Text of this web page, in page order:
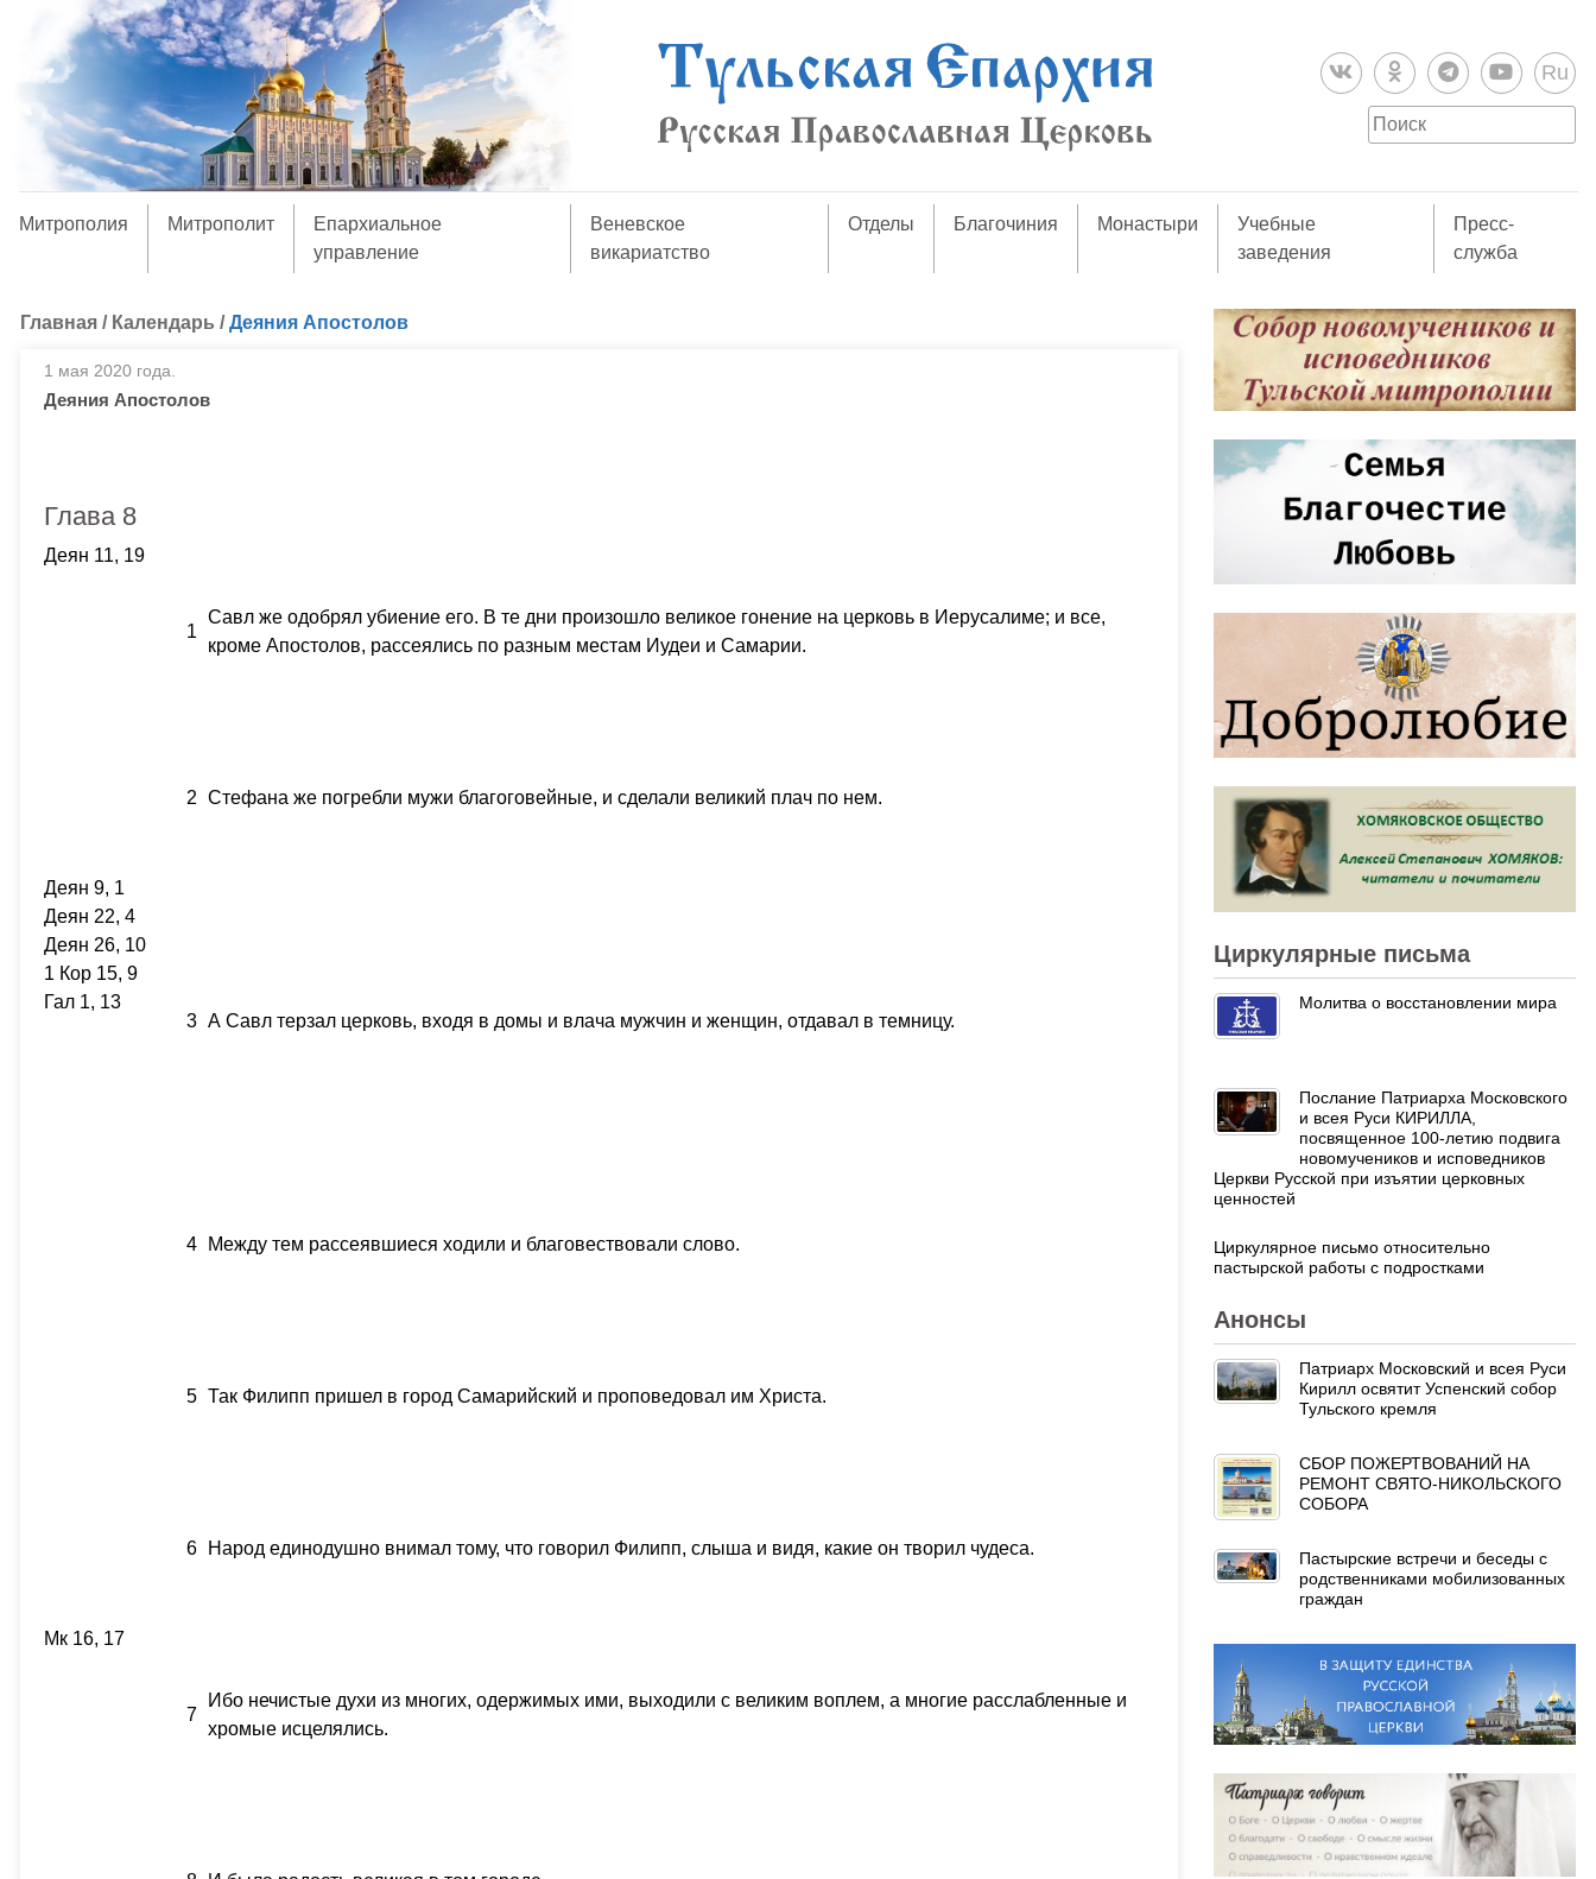
Ru
Митрополия Митрополит
Епархиальное
управление
Веневское
викариатство
Отделы Благочиния Монастыри
Учебные
заведения
Пресс-
служба
Главная / Календарь /Деяния Апостолов
1 мая 2020 года.
Деяния Апостолов
Глава 8
Деян 11, 19
1
Савл же одобрял убиение его. В те дни произошло великое гонение на церковь в Иерусалиме; и все,
кроме Апостолов, рассеялись по разным местам Иудеи и Самарии.
2 Стефана же погребли мужи благоговейные, и сделали великий плач по нем.
Деян 9, 1
Деян 22, 4
Деян 26, 10
1 Кор 15, 9
Гал 1, 13
3 А Савл терзал церковь, входя в домы и влача мужчин и женщин, отдавал в темницу.
4 Между тем рассеявшиеся ходили и благовествовали слово.
5 Так Филипп пришел в город Самарийский и проповедовал им Христа.
6 Народ единодушно внимал тому, что говорил Филипп, слыша и видя, какие он творил чудеса.
Мк 16, 17
7
Ибо нечистые духи из многих, одержимых ими, выходили с великим воплем, а многие расслабленные и
хромые исцелялись.
Циркулярные письма
Молитва о восстановлении мира
Послание Патриарха Московского
и всея Руси КИРИЛЛА,
посвященное 100-летию подвига
новомучеников и исповедников
Церкви Русской при изъятии церковных
ценностей
Циркулярное письмо относительно
пастырской работы с подростками
Анонсы
Патриарх Московский и всея Руси
Кирилл освятит Успенский собор
Тульского кремля
СБОР ПОЖЕРТВОВАНИЙ НА
РЕМОНТ СВЯТО-НИКОЛЬСКОГО
СОБОРА
Пастырские встречи и беседы с
родственниками мобилизованных
граждан